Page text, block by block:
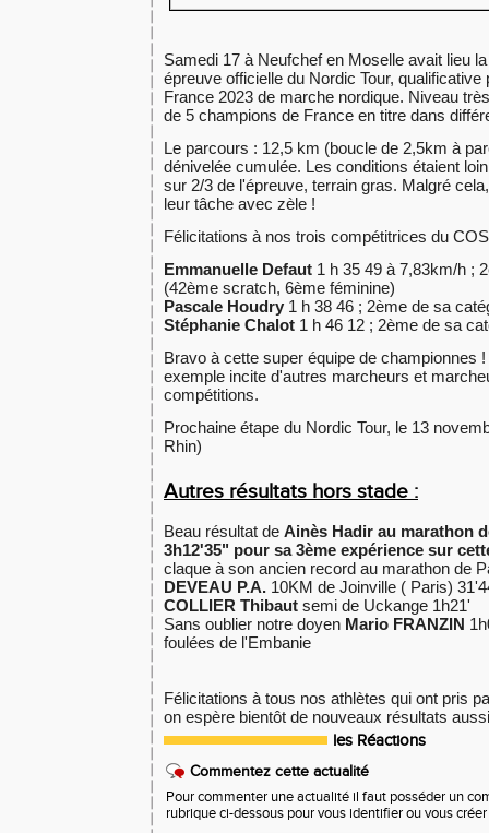
Samedi 17 à Neufchef en Moselle avait lieu
épreuve officielle du Nordic Tour,
France 2023 de marche nordique. Niveau
de 5 champions de France en titre dans
Le parcours : 12,5 km (boucle de 2,5km à
dénivelée cumulée. Les conditions étaient
sur 2/3 de l'épreuve, terrain gras. Malgré
leur tâche avec zèle !
Félicitations à nos trois compétitrices du
Emmanuelle Defaut 1 h 35 49 à 7,83km/h ;
(42ème scratch, 6ème féminine)
Pascale Houdry 1 h 38 46 ; 2ème de sa
Stéphanie Chalot 1 h 46 12 ; 2ème de sa
Bravo à cette super équipe de championnes
exemple incite d'autres marcheurs et
compétitions.
Prochaine étape du Nordic Tour, le 13
Rhin)
Autres résultats hors stade :
Beau résultat de Ainès Hadir au marathon
3h12'35" pour sa 3ème expérience sur
claque à son ancien record au marathon de
DEVEAU P.A. 10KM de Joinville ( Paris)
COLLIER Thibaut semi de Uckange 1h21'
Sans oublier notre doyen Mario FRANZIN
foulées de l'Embanie
Félicitations à tous nos athlètes qui ont pris
on espère bientôt de nouveaux résultats
les Réactions
Commentez cette actualité
Pour commenter une actualité il faut posséder un
rubrique ci-dessous pour vous identifier ou vous